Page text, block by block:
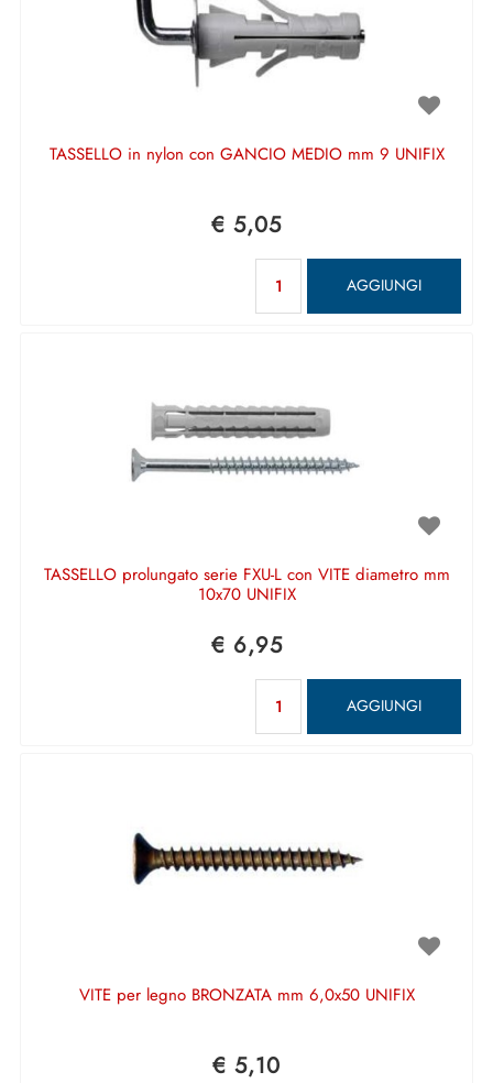
TASSELLO in nylon con GANCIO MEDIO mm 9 UNIFIX
€ 5,05
AGGIUNGI
TASSELLO prolungato serie FXU-L con VITE diametro mm
10x70 UNIFIX
€ 6,95
AGGIUNGI
VITE per legno BRONZATA mm 6,0x50 UNIFIX
€ 5,10